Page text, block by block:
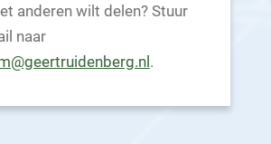
anderen wilt delen? Stuur
naar
.